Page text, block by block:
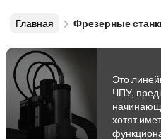
Главная Фрезерные
Это
ЧПУ,
хотят